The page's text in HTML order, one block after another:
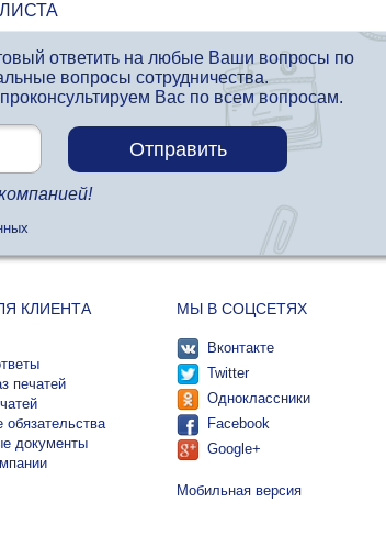
ответить на любые Ваши вопросы по
вопросы сотрудничества.
Вас по всем вопросам.
КЛИЕНТА
печатей
обязательства
документы
МЫ В СОЦСЕТЯХ
Вконтакте
Twitter
Одноклассники
Facebook
Google+
Мобильная версия